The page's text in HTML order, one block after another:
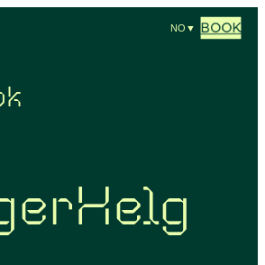
NO ▼ BOOK